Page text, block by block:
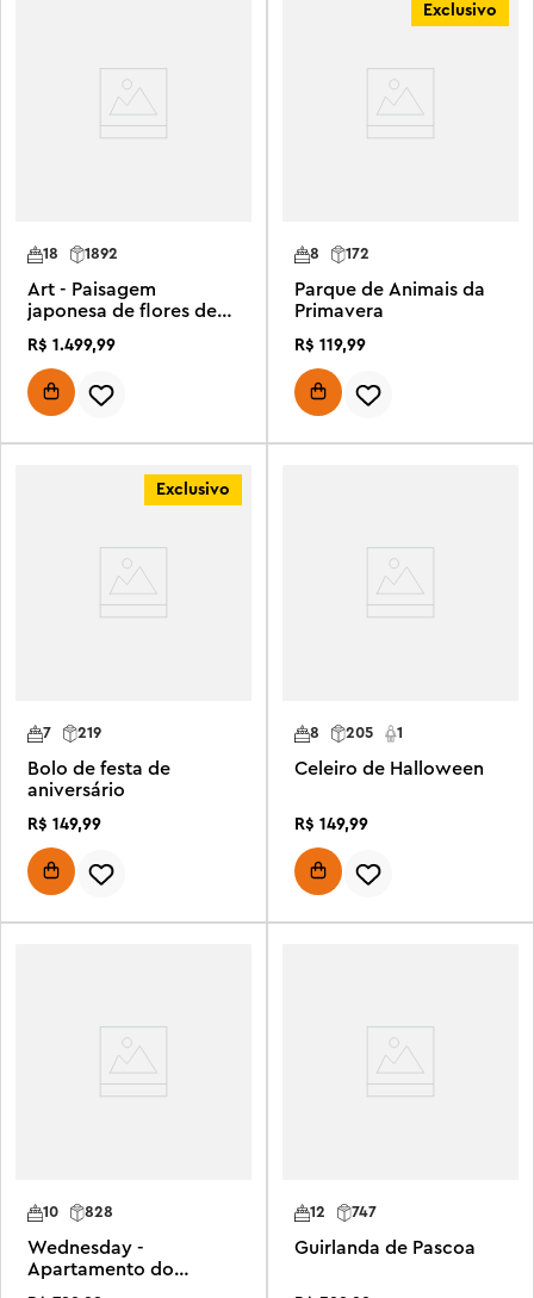
18 1892
Art - Paisagem
japonesa de flores de
R$ 1 .499,99
Exclusivo
172
8
Parque de Animais da
Primavera
R$ 119,99
Exclusivo
219
7
Bolo de festa de
aniversário
R$ 149,99
8 205 1
Celeiro de Halloween
R$ 149,99
828
10
Wednesday -
Apartamento do
747
12
Guirlanda de Pascoa